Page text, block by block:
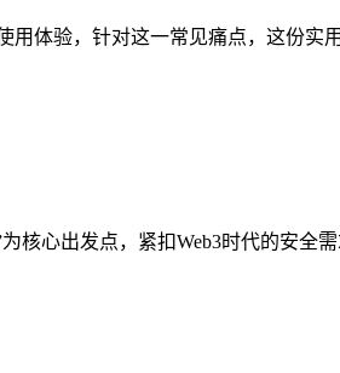
体验，针对这一常见痛点，这份实
核心出发点，紧扣Web3时代的安全